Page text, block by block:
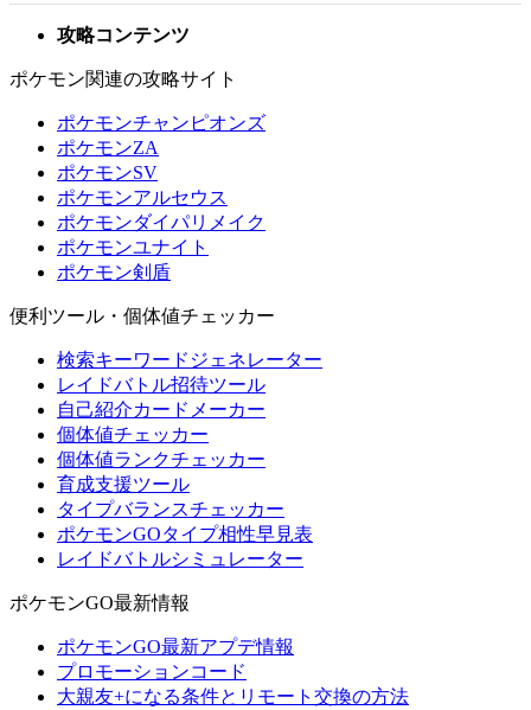
攻略コンテンツ
ポケモン関連の攻略サイト
ポケモンチャンピオンズ
ポケモンZA
ポケモンSV
ポケモンアルセウス
ポケモンダイパリメイク
ポケモンユナイト
ポケモン剣盾
便利ツール・個体値チェッカー
検索キーワードジェネレーター
レイドバトル招待ツール
自己紹介カードメーカー
個体値チェッカー
個体値ランクチェッカー
育成支援ツール
タイプバランスチェッカー
ポケモンGOタイプ相性早見表
レイドバトルシミュレーター
ポケモンGO最新情報
ポケモンGO最新アプデ情報
プロモーションコード
大親友+になる条件とリモート交換の方法